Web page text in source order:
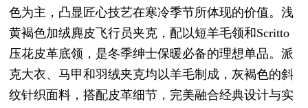
色为主，凸显匠心技艺在寒冷季节所体现的价值。浅
黄褐色加绒麂皮飞行员夹克，配以短羊毛领和Scritto
压花皮革底领，是冬季绅士保暖必备的理想单品。派
克大衣、马甲和羽绒夹克均以羊毛制成，灰褐色的斜
纹针织面料，搭配皮革细节，完美融合经典设计与实